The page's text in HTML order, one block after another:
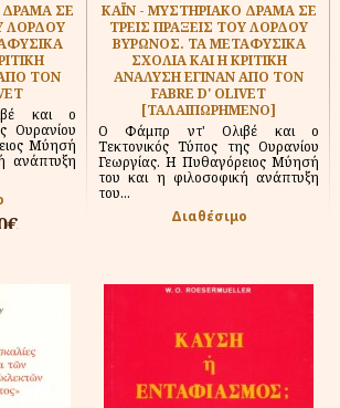
ΔΡΑΜΑ ΣΕ
ΛΟΡΔΟΥ
ΤΟΝ
και ο
Ουρανίου
Μύησή
ανάπτυξη
ΚΑΪΝ - ΜΥΣΤΗΡΙΑΚΟ ΔΡΑΜΑ ΣΕ
ΤΡΕΙΣ ΠΡΑΞΕΙΣ ΤΟΥ ΛΟΡΔΟΥ
ΒΥΡΩΝΟΣ. ΤΑ ΜΕΤΑΦΥΣΙΚΑ
ΣΧΟΛΙΑ ΚΑΙ Η ΚΡΙΤΙΚΗ
ΑΝΑΛΥΣΗ ΕΓΙΝΑΝ ΑΠΟ ΤΟΝ
FABRE D' OLIVET
[ΤΑΛΑΙΠΩΡΗΜΕΝΟ]
Ο Φάμπρ ντ' Ολιβέ και ο
Τεκτονικός Τύπος της Ουρανίου
Γεωργίας. Η Πυθαγόρειος Μύησή
του και η φιλοσοφική ανάπτυξη
του...
Διαθέσιμο